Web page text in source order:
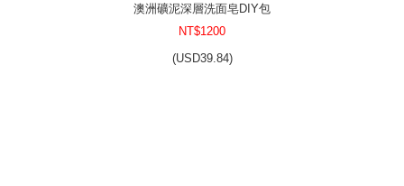
澳洲礦泥深層洗面皂DIY包
NT$1200
(USD39.84)